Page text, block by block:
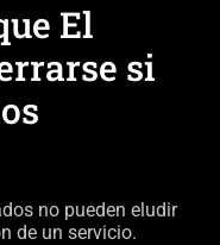
El
si
no pueden eludir
de un servicio.